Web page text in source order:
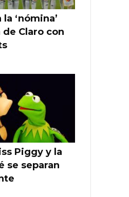
‘nómina’
Claro con
Piggy y la
se separan